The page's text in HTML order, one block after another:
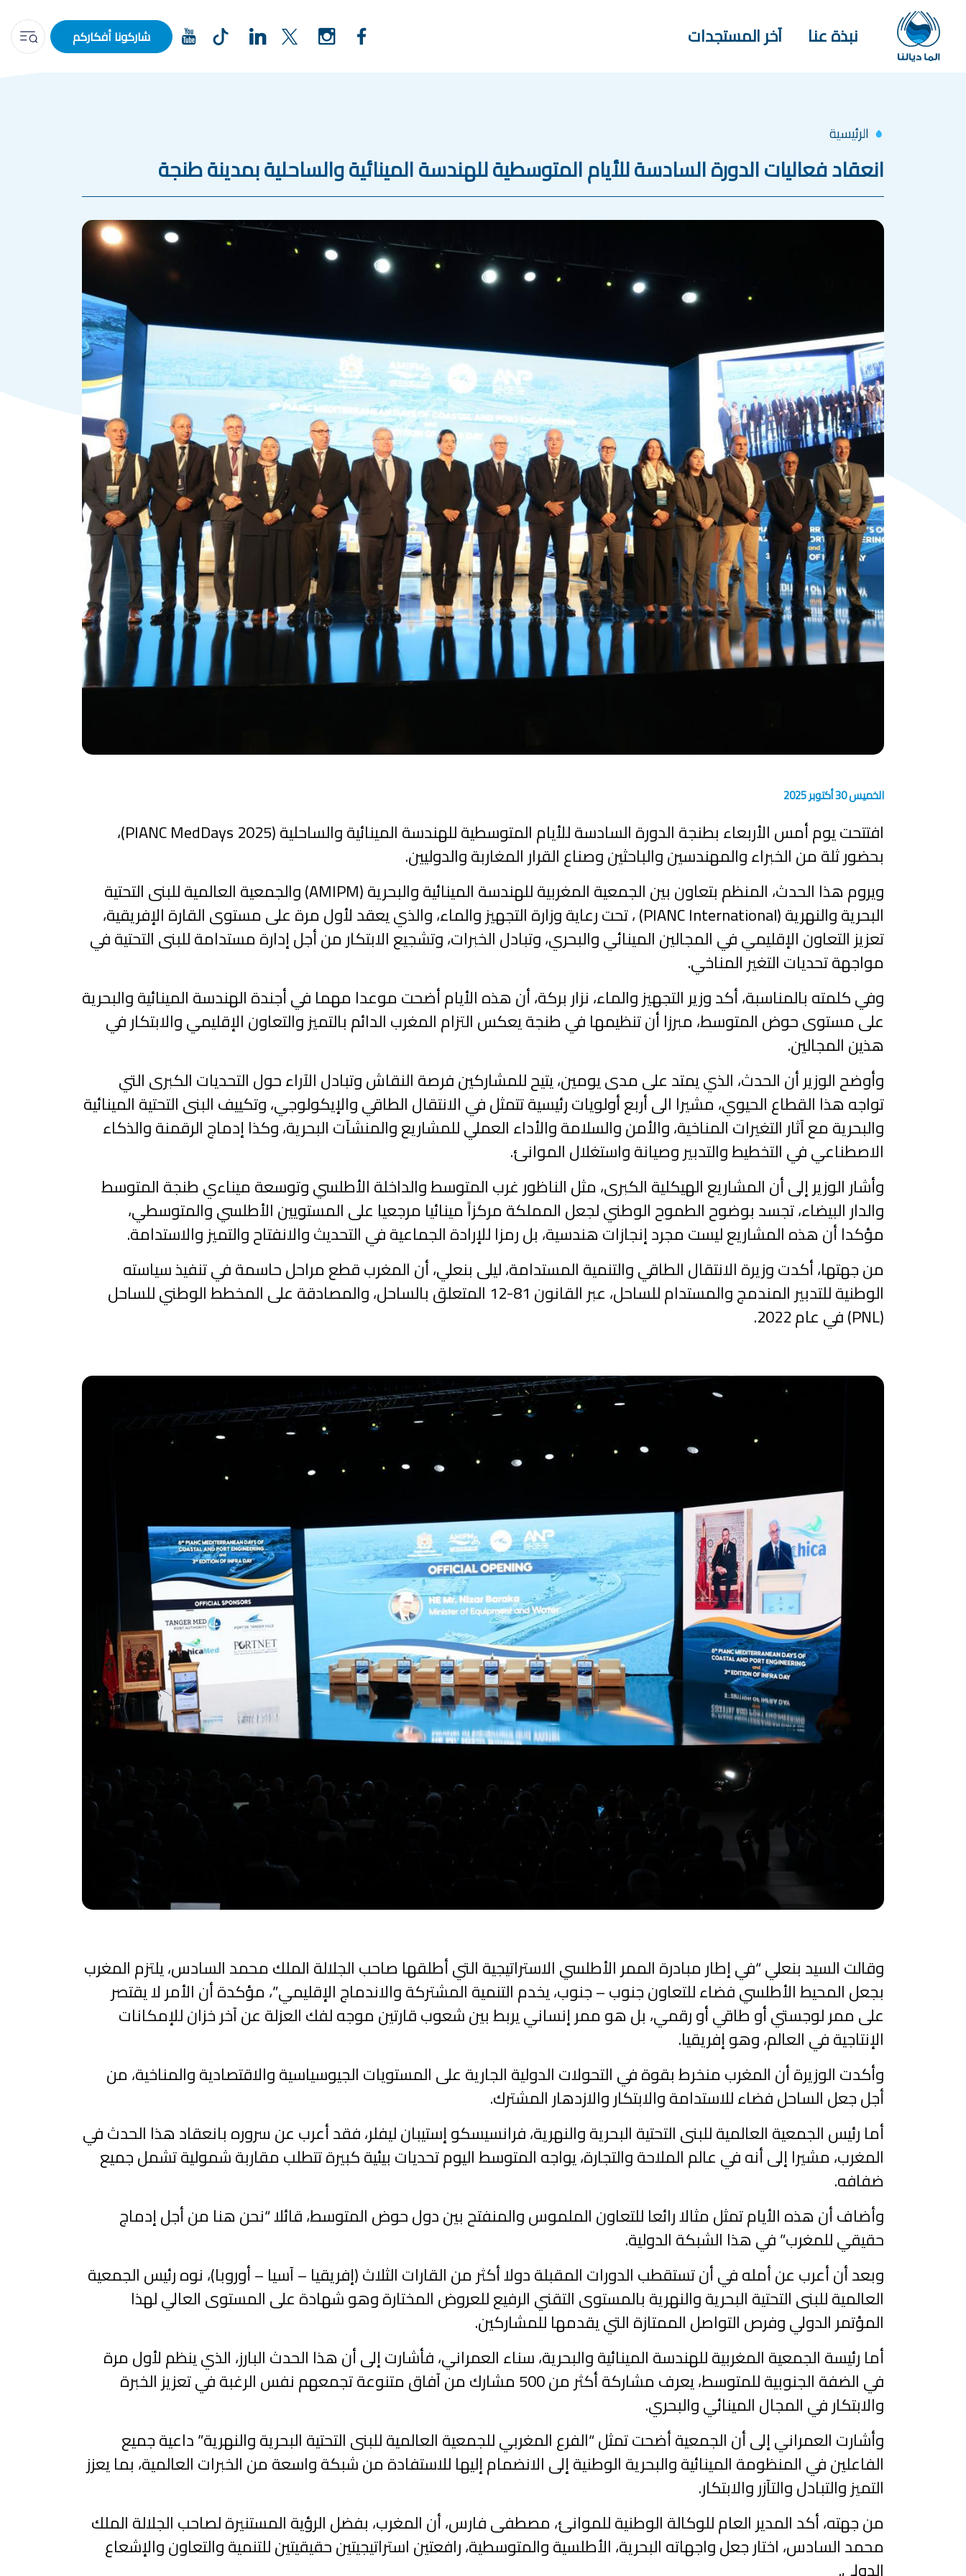
تجاوز إلى المحتوى الرئيسي
Main navigation
نبذة عنا آخر المستجدات شاركونا أفكاركم
الرئيسية
انعقاد فعاليات الدورة السادسة للأيام المتوسطية للهندسة المينائية والساحلية بمدينة طنجة
الخميس 30 أكتوبر 2025
افتتحت يوم أمس الأربعاء بطنجة الدورة السادسة للأيام المتوسطية للهندسة المينائية والساحلية (PIANC MedDays 2025)،
بحضور ثلة من الخبراء والمهندسين والباحثين وصناع القرار المغاربة والدوليين.
ويروم هذا الحدث، المنظم بتعاون بين الجمعية المغربية للهندسة المينائية والبحرية (AMIPM) والجمعية العالمية للبنى التحتية
البحرية والنهرية (PIANC International) ، تحت رعاية وزارة التجهيز والماء، والذي يعقد لأول مرة على مستوى القارة الإفريقية،
تعزيز التعاون الإقليمي في المجالين المينائي والبحري، وتبادل الخبرات، وتشجيع الابتكار من أجل إدارة مستدامة للبنى التحتية في
مواجهة تحديات التغير المناخي.
وفي كلمته بالمناسبة، أكد وزير التجهيز والماء، نزار بركة، أن هذه الأيام أضحت موعدا مهما في أجندة الهندسة المينائية والبحرية
على مستوى حوض المتوسط، مبرزا أن تنظيمها في طنجة يعكس التزام المغرب الدائم بالتميز والتعاون الإقليمي والابتكار في
هذين المجالين.
وأوضح الوزير أن الحدث، الذي يمتد على مدى يومين، يتيح للمشاركين فرصة النقاش وتبادل الآراء حول التحديات الكبرى التي
تواجه هذا القطاع الحيوي، مشيرا الى أربع أولويات رئيسية تتمثل في الانتقال الطاقي والإيكولوجي، وتكييف البنى التحتية المينائية
والبحرية مع آثار التغيرات المناخية، والأمن والسلامة والأداء العملي للمشاريع والمنشآت البحرية، وكذا إدماج الرقمنة والذكاء
الاصطناعي في التخطيط والتدبير وصيانة واستغلال الموانئ.
وأشار الوزير إلى أن المشاريع الهيكلية الكبرى، مثل الناظور غرب المتوسط والداخلة الأطلسي وتوسعة ميناءي طنجة المتوسط
والدار البيضاء، تجسد بوضوح الطموح الوطني لجعل المملكة مركزاً مينائيا مرجعيا على المستويين الأطلسي والمتوسطي،
مؤكدا أن هذه المشاريع ليست مجرد إنجازات هندسية، بل رمزا للإرادة الجماعية في التحديث والانفتاح والتميز والاستدامة.
من جهتها، أكدت وزيرة الانتقال الطاقي والتنمية المستدامة، ليلى بنعلي، أن المغرب قطع مراحل حاسمة في تنفيذ سياسته
الوطنية للتدبير المندمج والمستدام للساحل، عبر القانون 81-12 المتعلق بالساحل، والمصادقة على المخطط الوطني للساحل
(PNL) في عام 2022.
وقالت السيد بنعلي “في إطار مبادرة الممر الأطلسي الاستراتيجية التي أطلقها صاحب الجلالة الملك محمد السادس، يلتزم المغرب
بجعل المحيط الأطلسي فضاء للتعاون جنوب – جنوب، يخدم التنمية المشتركة والاندماج الإقليمي”، مؤكدة أن الأمر لا يقتصر
على ممر لوجستي أو طاقي أو رقمي، بل هو ممر إنساني يربط بين شعوب قارتين موجه لفك العزلة عن آخر خزان للإمكانات
الإنتاجية في العالم، وهو إفريقيا.
وأكدت الوزيرة أن المغرب منخرط بقوة في التحولات الدولية الجارية على المستويات الجيوسياسية والاقتصادية والمناخية، من
أجل جعل الساحل فضاء للاستدامة والابتكار والازدهار المشترك.
أما رئيس الجمعية العالمية للبنى التحتية البحرية والنهرية، فرانسيسكو إستيبان ليفلر، فقد أعرب عن سروره بانعقاد هذا الحدث في
المغرب، مشيرا إلى أنه في عالم الملاحة والتجارة، يواجه المتوسط اليوم تحديات بيئية كبيرة تتطلب مقاربة شمولية تشمل جميع
ضفافه.
وأضاف أن هذه الأيام تمثل مثالا رائعا للتعاون الملموس والمنفتح بين دول حوض المتوسط، قائلا “نحن هنا من أجل إدماج
حقيقي للمغرب” في هذا الشبكة الدولية.
وبعد أن أعرب عن أمله في أن تستقطب الدورات المقبلة دولا أكثر من القارات الثلاث (إفريقيا – آسيا – أوروبا)، نوه رئيس الجمعية
العالمية للبنى التحتية البحرية والنهرية بالمستوى التقني الرفيع للعروض المختارة وهو شهادة على المستوى العالي لهذا
المؤتمر الدولي وفرص التواصل الممتازة التي يقدمها للمشاركين.
أما رئيسة الجمعية المغربية للهندسة المينائية والبحرية، سناء العمراني، فأشارت إلى أن هذا الحدث البارز، الذي ينظم لأول مرة
في الضفة الجنوبية للمتوسط، يعرف مشاركة أكثر من 500 مشارك من آفاق متنوعة تجمعهم نفس الرغبة في تعزيز الخبرة
والابتكار في المجال المينائي والبحري.
وأشارت العمراني إلى أن الجمعية أضحت تمثل “الفرع المغربي للجمعية العالمية للبنى التحتية البحرية والنهرية” داعية جميع
الفاعلين في المنظومة المينائية والبحرية الوطنية إلى الانضمام إليها للاستفادة من شبكة واسعة من الخبرات العالمية، بما يعزز
التميز والتبادل والتآزر والابتكار.
من جهته، أكد المدير العام للوكالة الوطنية للموانئ، مصطفى فارس، أن المغرب، بفضل الرؤية المستنيرة لصاحب الجلالة الملك
محمد السادس، اختار جعل واجهاته البحرية، الأطلسية والمتوسطية، رافعتين استراتيجيتين حقيقيتين للتنمية والتعاون والإشعاع